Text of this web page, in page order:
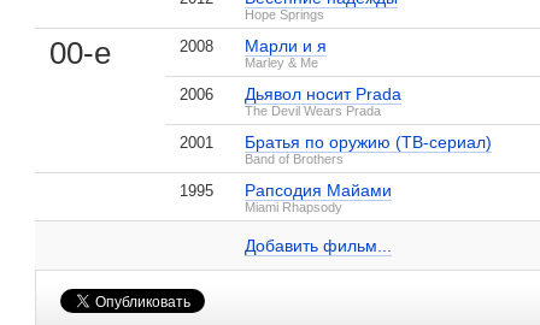
Hope Springs
00-е 2008 Марли и я
Marley & Me
2006 Дьявол носит Prada
The Devil Wears Prada
2001 Братья по оружию (ТВ-сериал)
Band of Brothers
1995 Рапсодия Майами
Miami Rhapsody
Добавить фильм...
Дэвид Фрэнкел на IMDB.com
, поделитесь своим мнением